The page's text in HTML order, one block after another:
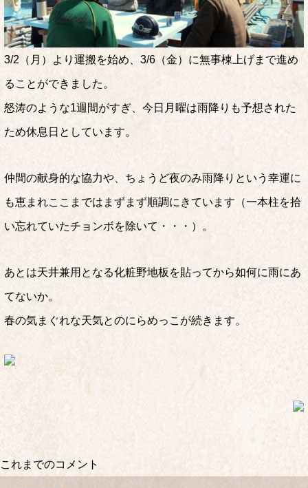
3/2（月）より運搬を始め、3/6（金）に無事棟上げまで進め
ることができました。
怒涛のような1週間がすぎ、今日月曜は雨降りも予想された
ため休息日としています。
仲間の献身的な協力や、ちょうど夜のみ雨降りという幸運に
も恵まれここまではまずまず順調にきています（一本柱を拾
い忘れていたチョンボを除いて・・・）。
あとは天井兼用となる化粧野地板を貼ってから如何に雨にあ
てないか。
春の気まぐれな天気とのにらめっこが続きます。
これまでのコメント